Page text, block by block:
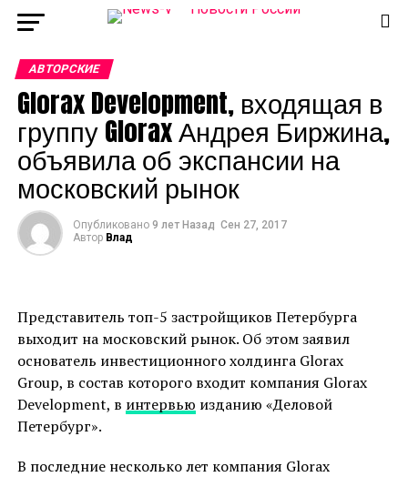
АВТОРСКИЕ
Glorax Development, входящая в
группу Glorax Андрея Биржина,
объявила об экспансии на
московский рынок
Опубликовано 9 лет Назад Сен 27, 2017
Автор Влад
Представитель топ-5 застройщиков Петербурга
выходит на московский рынок. Об этом заявил
основатель инвестиционного холдинга Glorax
Group, в состав которого входит компания Glorax
Development, в интервью изданию «Деловой
Петербург».
В последние несколько лет компания Glorax